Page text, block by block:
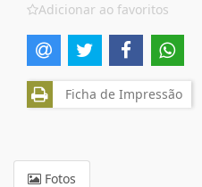
Adicionar ao favoritos
Ficha de Impressão
Fotos